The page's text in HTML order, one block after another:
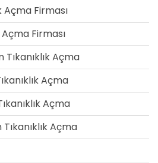
Açma Firması
Açma Firması
Açma
Açma
Açma
Açma